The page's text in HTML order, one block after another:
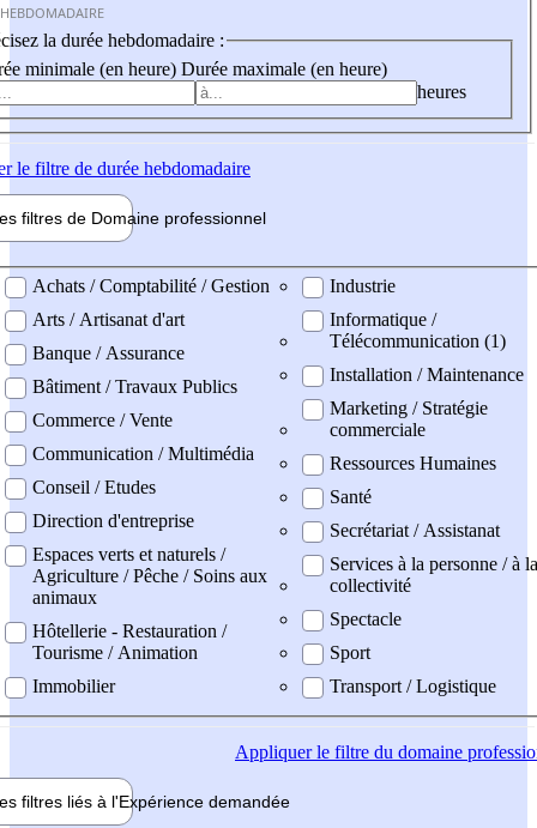
la durée hebdomadaire :
minimale (en heure) Durée maximale (en heure)
heures
le filtre de durée hebdomadaire
filtres de Domaine professionnel
professionel
Achats / Comptabilité / Gestion
Arts / Artisanat d'art
Banque / Assurance
Bâtiment / Travaux Publics
Commerce / Vente
Communication / Multimédia
Conseil / Etudes
Direction d'entreprise
Espaces verts et naturels /
Agriculture / Pêche / Soins aux
animaux
Hôtellerie - Restauration /
Tourisme / Animation
Immobilier
Industrie
Informatique /
Télécommunication (1)
Installation / Maintenance
Marketing / Stratégie
commerciale
Ressources Humaines
Santé
Secrétariat / Assistanat
Services à la personne / à la
collectivité
Spectacle
Sport
Transport / Logistique
Appliquerle filtre du domaine
filtres liés à l'Expérience demandée